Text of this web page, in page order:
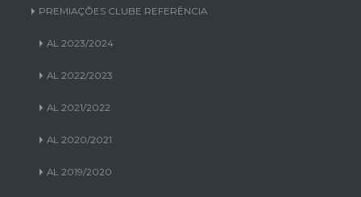
PREMIAÇÕES CLUBE REFERÊNCIA
AL 2023/2024
AL 2022/2023
AL 2021/2022
AL 2020/2021
AL 2019/2020